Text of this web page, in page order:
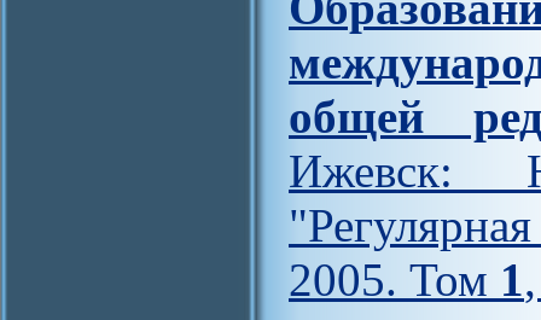
общей
Ижевск:
2005. Том 1